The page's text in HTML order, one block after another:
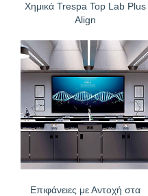
Χημικά Trespa Top Lab Plus
Align
Επιφάνειες με Αντοχή στα